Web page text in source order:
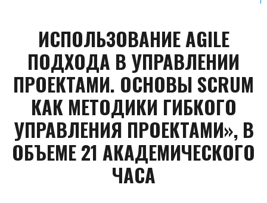
ИСПОЛЬЗОВАНИЕ AGILE
ПОДХОДА В УПРАВЛЕНИИ
ПРОЕКТАМИ. ОСНОВЫ SCRUM
КАК МЕТОДИКИ ГИБКОГО
УПРАВЛЕНИЯ ПРОЕКТАМИ», В
ОБЪЕМЕ 21 АКАДЕМИЧЕСКОГО
ЧАСА